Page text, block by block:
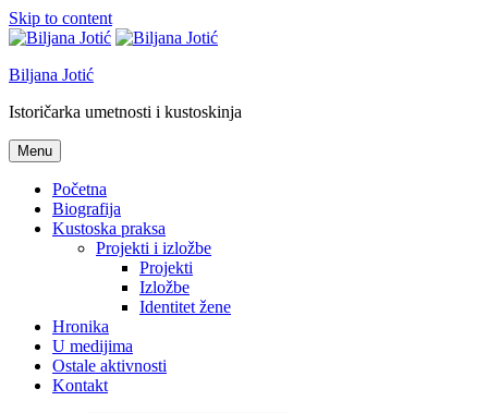
Skip to content
Biljana Jotić
Istoričarka umetnosti i kustoskinja
Menu
Početna
Biografija
Kustoska praksa
Projekti i izložbe
Projekti
Izložbe
Identitet žene
Hronika
U medijima
Ostale aktivnosti
Kontakt